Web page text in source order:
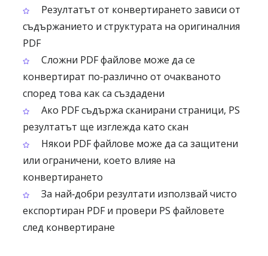
Резултатът от конвертирането зависи от
съдържанието и структурата на оригиналния
PDF
Сложни PDF файлове може да се
конвертират по‑различно от очакваното
според това как са създадени
Ако PDF съдържа сканирани страници, PS
резултатът ще изглежда като скан
Някои PDF файлове може да са защитени
или ограничени, което влияе на
конвертирането
За най‑добри резултати използвай чисто
експортиран PDF и провери PS файловете
след конвертиране